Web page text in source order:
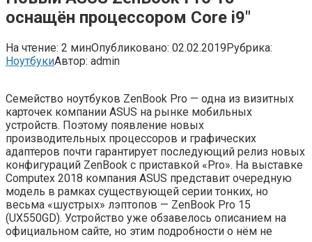
оснащён процессором Core i9″
На чтение: 2 минОпубликовано: 02.02.2019Рубрика:
НоутбукиАвтор: admin
Семейство ноутбуков ZenBook Pro — одна из визитных
карточек компании ASUS на рынке мобильных
устройств. Поэтому появление новых
производительных процессоров и графических
адаптеров почти гарантирует последующий релиз новых
конфигураций ZenBook с приставкой «Pro». На выставке
Computex 2018 компания ASUS представит очередную
модель в рамках существующей серии тонких, но
весьма «шустрых» лэптопов — ZenBook Pro 15
(UX550GD). Устройство уже обзавелось описанием на
официальном сайте, но этим подробности о нём не